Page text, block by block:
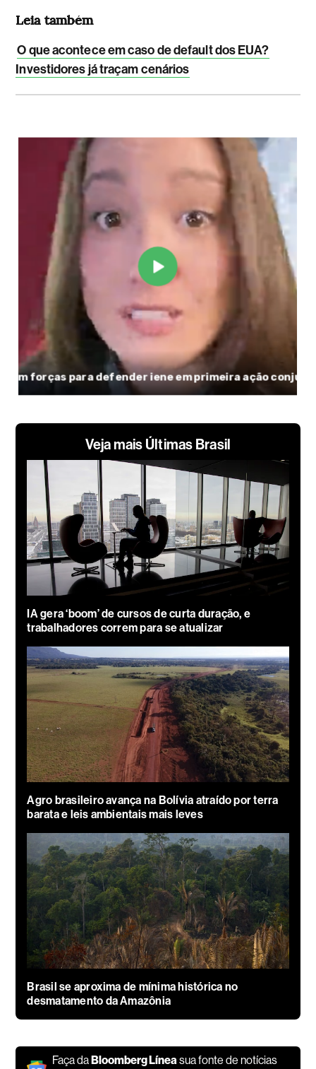
Leia também
O que acontece em caso de default dos EUA?
Investidores já traçam cenários
Veja mais Últimas Brasil
IA gera ‘boom’ de cursos de curta duração, e
trabalhadores correm para se atualizar
Agro brasileiro avança na Bolívia atraído por terra
barata e leis ambientais mais leves
Brasil se aproxima de mínima histórica no
desmatamento da Amazônia
Faça daBloomberg Línea sua fonte de notícias